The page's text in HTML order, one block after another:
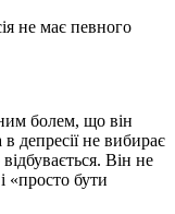
не має певного
болем, що він
депресії не вибирає
Він не
«просто бути